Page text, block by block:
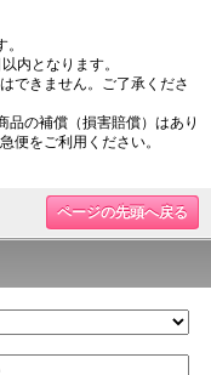
内となります。
できません。ご了承くださ
の補償（損害賠償）はあり
便をご利用ください。
ページの先頭へ戻る